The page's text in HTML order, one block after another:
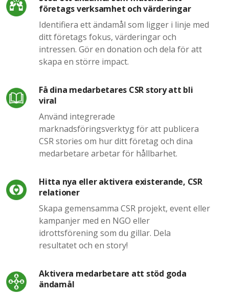
företags verksamhet och värderingar
Identifiera ett ändamål som ligger i linje med
ditt företags fokus, värderingar och
intressen. Gör en donation och dela för att
skapa en större impact.
Få dina medarbetares CSR story att bli
viral
Använd integrerade
marknadsföringsverktyg för att publicera
CSR stories om hur ditt företag och dina
medarbetare arbetar för hållbarhet.
Hitta nya eller aktivera existerande, CSR
relationer
Skapa gemensamma CSR projekt, event eller
kampanjer med en NGO eller
idrottsförening som du gillar. Dela
resultatet och en story!
Aktivera medarbetare att stöd goda
ändamål